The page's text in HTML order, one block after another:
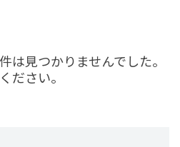
は見つかりませんでした。
ださい。